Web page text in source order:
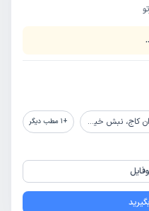
پلاک 156، برج کاج، طبقه 5 +
1 مطب دیگر